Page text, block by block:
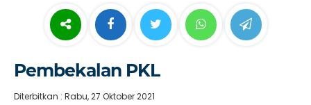
Pembekalan PKL
Diterbitkan : Rabu, 27 Oktober 2021